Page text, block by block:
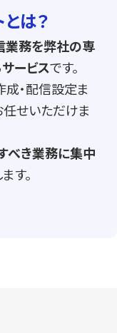
は？
業務を弊社の専
ービスです。
・配信設定ま
せいただけま
べき業務に集中
す。